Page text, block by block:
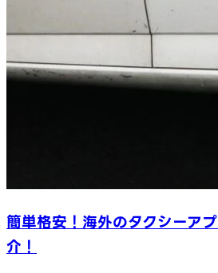
簡単格安！海外のタクシーア
介！